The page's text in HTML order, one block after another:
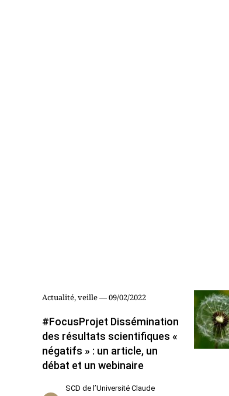
Actualité, veille — 09/02/2022
#FocusProjet Dissémination
des résultats scientifiques «
négatifs » : un article, un
débat et un webinaire
SCD de l’Université Claude